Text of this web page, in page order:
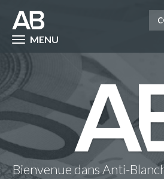
MENU
Bienvenue dans Anti-